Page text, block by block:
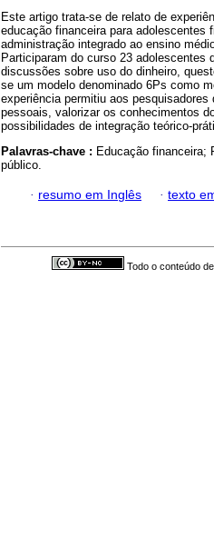
Este artigo trata-se de relato de
educação financeira para adolescentes
administração integrado ao ensino
Participaram do curso 23
discussões sobre uso do dinheiro,
se um modelo denominado 6Ps como
experiência permitiu aos
pessoais, valorizar os conhecimentos
possibilidades de integração teórico-
Palavras-chave : Educação financeira;
público.
· resumo em Inglês · texto
Todo o conteúdo